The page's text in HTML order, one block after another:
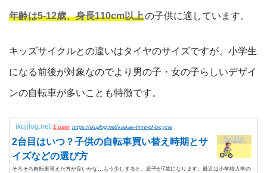
年齢は5-12歳、身長110cm以上の子供に適しています。
キッズサイクルとの違いはタイヤのサイズですが、小学生
になる前後が対象なのでより男の子・女の子らしいデザイ
ンの自転車が多いことも特徴です。
ikujilog.net 1 user https://ikujilog.net/kaikae-time-of-bicycle
2台目はいつ？子供の自転車買い替え時期とサ
イズなどの選び方
そろそろ自転車替えた方が良いかな…もう少しすると、息子が7歳になります。最近は小学校入学の